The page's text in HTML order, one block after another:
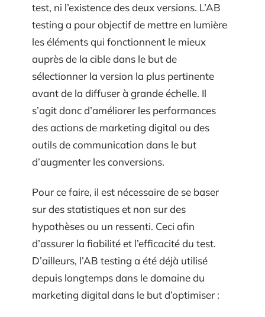
test, ni l’existence des deux versions. L’AB
testing a pour objectif de mettre en lumière
les éléments qui fonctionnent le mieux
auprès de la cible dans le but de
sélectionner la version la plus pertinente
avant de la diffuser à grande échelle. Il
s’agit donc d’améliorer les performances
des actions de marketing digital ou des
outils de communication dans le but
d’augmenter les conversions.
Pour ce faire, il est nécessaire de se baser
sur des statistiques et non sur des
hypothèses ou un ressenti. Ceci afin
d’assurer la fiabilité et l’efficacité du test.
D’ailleurs, l’AB testing a été déjà utilisé
depuis longtemps dans le domaine du
marketing digital dans le but d’optimiser :